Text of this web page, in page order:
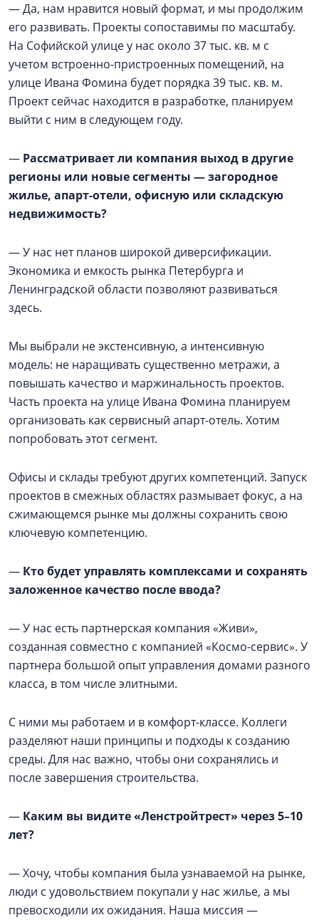
— Да, нам нравится новый формат, и мы продолжим
его развивать. Проекты сопоставимы по масштабу.
На Софийской улице у нас около 37 тыс. кв. м с
учетом встроенно-пристроенных помещений, на
улице Ивана Фомина будет порядка 39 тыс. кв. м.
Проект сейчас находится в разработке, планируем
выйти с ним в следующем году.
— Рассматривает ли компания выход в другие
регионы или новые сегменты — загородное
жилье, апарт-отели, офисную или складскую
недвижимость?
— У нас нет планов широкой диверсификации.
Экономика и емкость рынка Петербурга и
Ленинградской области позволяют развиваться
здесь.
Мы выбрали не экстенсивную, а интенсивную
модель: не наращивать существенно метражи, а
повышать качество и маржинальность проектов.
Часть проекта на улице Ивана Фомина планируем
организовать как сервисный апарт-отель. Хотим
попробовать этот сегмент.
Офисы и склады требуют других компетенций. Запуск
проектов в смежных областях размывает фокус, а на
сжимающемся рынке мы должны сохранить свою
ключевую компетенцию.
— Кто будет управлять комплексами и сохранять
заложенное качество после ввода?
— У нас есть партнерская компания «Живи»,
созданная совместно с компанией «Космо-сервис». У
партнера большой опыт управления домами разного
класса, в том числе элитными.
С ними мы работаем и в комфорт-классе. Коллеги
разделяют наши принципы и подходы к созданию
среды. Для нас важно, чтобы они сохранялись и
после завершения строительства.
— Каким вы видите «Ленстройтрест» через 5–10
лет?
— Хочу, чтобы компания была узнаваемой на рынке,
люди с удовольствием покупали у нас жилье, а мы
превосходили их ожидания. Наша миссия —